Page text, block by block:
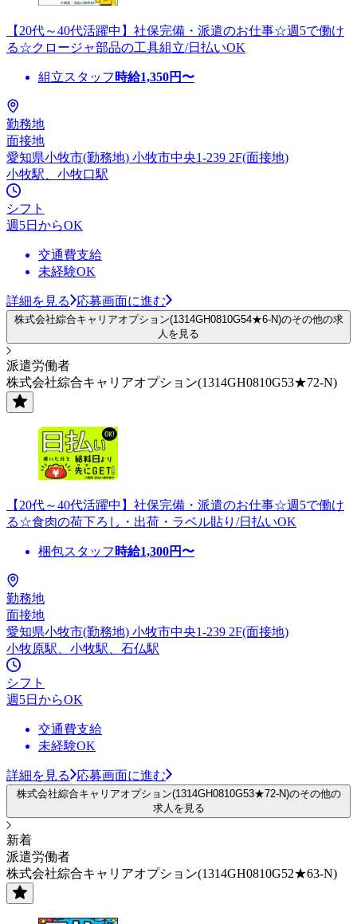
【20代～40代活躍中】社保完備・派遣のお仕事☆週5で働け
る☆クロージャ部品の工具組立/日払いOK
組立スタッフ 時給1,350円〜
勤務地
面接地
愛知県小牧市(勤務地) 小牧市中央1-239 2F(面接地)
小牧駅、小牧口駅
シフト
週5日からOK
交通費支給
未経験OK
詳細を見る 応募画面に進む
株式会社綜合キャリアオプション(1314GH0810G54★6-N)のその他の求
人を見る
派遣労働者
株式会社綜合キャリアオプション(1314GH0810G53★72-N)
【20代～40代活躍中】社保完備・派遣のお仕事☆週5で働け
る☆食肉の荷下ろし・出荷・ラベル貼り/日払いOK
梱包スタッフ 時給1,300円〜
勤務地
面接地
愛知県小牧市(勤務地) 小牧市中央1-239 2F(面接地)
小牧原駅、小牧駅、石仏駅
シフト
週5日からOK
交通費支給
未経験OK
詳細を見る 応募画面に進む
株式会社綜合キャリアオプション(1314GH0810G53★72-N)のその他の
求人を見る
新着
派遣労働者
株式会社綜合キャリアオプション(1314GH0810G52★63-N)